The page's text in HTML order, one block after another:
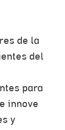
de la
del
para
innove
y